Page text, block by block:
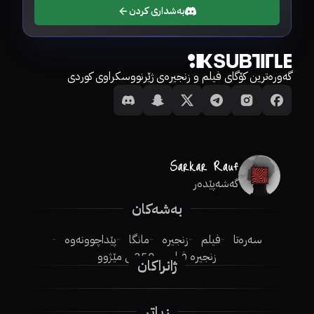
بەشداری کردن
گەورەترین کۆگای فیلم و زنجیرەی ژێرنووسکراوی کوردی
گەشەپێدەر
بەشەکان
سەرەتا فیلم زنجیرە مانگا
پێداچوونەوە
زنجیرە فیلم
250ـی مێژوو
ژانراکان